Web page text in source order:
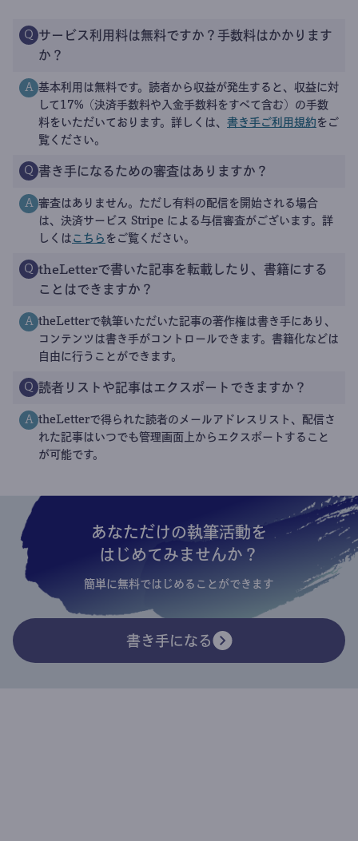
Q サービス利用料は無料ですか？手数料はかかります
か？
A 基本利用は無料です。読者から収益が発生すると、収益に対
して17%（決済手数料や入金手数料をすべて含む）の手数
料をいただいております。詳しくは、 書き手ご利用規約 をご
覧ください。
Q 書き手になるための審査はありますか？
A 審査はありません。ただし有料の配信を開始される場合
は、決済サービス Stripe による与信審査がございます。詳
しくは こちら をご覧ください。
Q theLetterで書いた記事を転載したり、書籍にする
ことはできますか？
A theLetterで執筆いただいた記事の著作権は書き手にあり、
コンテンツは書き手がコントロールできます。書籍化などは
自由に行うことができます。
Q 読者リストや記事はエクスポートできますか？
A theLetterで得られた読者のメールアドレスリスト、配信さ
れた記事はいつでも管理画面上からエクスポートすること
が可能です。
あなただけの執筆活動を
はじめてみませんか？
簡単に無料ではじめることができます
書き手になる